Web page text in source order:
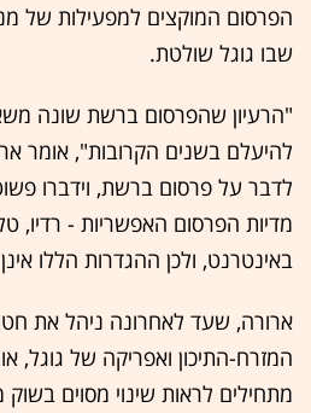
הפרסום המוקצים למפעילות של
שבו גוגל שולטת.
"הרעיון שהפרסום ברשת שונה
להיעלם בשנים הקרובות", אומר
לדבר על פרסום ברשת, וידברו
מדיות הפרסום האפשריות - רדיו,
באינטרנט, ולכן ההגדרות הללו אינן
ארורה, שעד לאחרונה ניהל את
המזרח-התיכון ואפריקה של גוגל,
מתחילים לראות שינוי מסוים